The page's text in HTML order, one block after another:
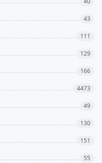
43
111
129
166
4473
49
130
151
55